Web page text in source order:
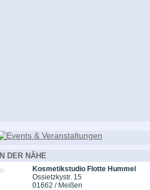
IN DER NÄHE
Kosmetikstudio Flotte Hummel
Ossietzkystr. 15
01662 / Meißen